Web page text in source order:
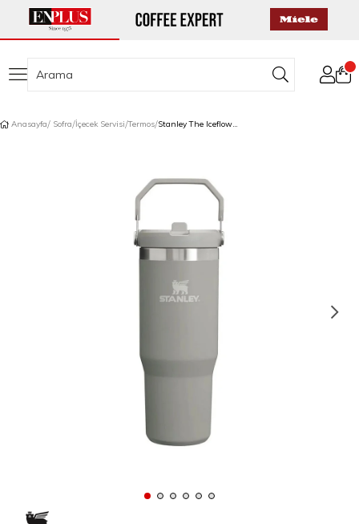
Anasayfa Sofra İçecek Servisi Termos Stanley The Iceflow Flip Straw Pipetli Termos 0,89 L Açık Gri